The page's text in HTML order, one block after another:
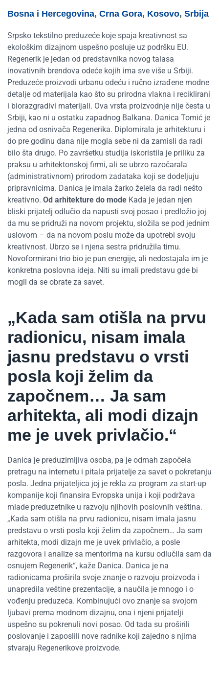
Bosna i Hercegovina, Crna Gora, Kosovo, Srbija
Srpsko tekstilno preduzeće koje spaja kreativnost sa
ekološkim dizajnom uspešno posluje uz podršku EU.
Regenerik je jedan od predstavnika novog talasa
inovativnih brendova odeće kojih ima sve više u Srbiji.
Preduzeće proizvodi urbanu odeću i ručno izrađene modne
detalje od materijala kao što su prirodna vlakna i reciklirani
i biorazgradivi materijali. Ova vrsta proizvodnje nije česta u
Srbiji, kao ni u ostatku zapadnog Balkana. Danica Tomić je
jedna od osnivača Regenerika. Diplomirala je arhitekturu i
do pre godinu dana nije mogla sebe ni da zamisli da radi
bilo šta drugo. Po završetku studija iskoristila je priliku za
praksu u arhitektonskoj firmi, ali se ubrzo razočarala
(administrativnom) prirodom zadataka koji se dodeljuju
pripravnicima. Danica je imala žarko želela da radi nešto
kreativno. Od arhitekture do mode Kada je jedan njen
bliski prijatelj odlučio da napusti svoj posao i predložio joj
da mu se pridruži na novom projektu, složila se pod jednim
uslovom – da na novom poslu može da upotrebi svoju
kreativnost. Ubrzo se i njena sestra pridružila timu.
Novoformirani trio bio je pun energije, ali nedostajala im je
konkretna poslovna ideja. Niti su imali predstavu gde bi
mogli da se obrate za savet.
„Kada sam otišla na prvu
radionicu, nisam imala
jasnu predstavu o vrsti
posla koji želim da
započnem… Ja sam
arhitekta, ali modi dizajn
me je uvek privlačio.“
Danica je preduzimljiva osoba, pa je odmah započela
pretragu na internetu i pitala prijatelje za savet o pokretanju
posla. Jedna prijateljica joj je rekla za program za start-up
kompanije koji finansira Evropska unija i koji podržava
mlade preduzetnike u razvoju njihovih poslovnih veština.
„Kada sam otišla na prvu radionicu, nisam imala jasnu
predstavu o vrsti posla koji želim da započnem… Ja sam
arhitekta, modi dizajn me je uvek privlačio, a posle
razgovora i analize sa mentorima na kursu odlučila sam da
osnujem Regenerik“, kaže Danica. Danica je na
radionicama proširila svoje znanje o razvoju proizvoda i
unapredila veštine prezentacije, a naučila je mnogo i o
vođenju preduzeća. Kombinujući ovo znanje sa svojom
ljubavi prema modnom dizajnu, ona i njeni prijatelji
uspešno su pokrenuli novi posao. Od tada su proširili
poslovanje i zaposlili nove radnike koji zajedno s njima
stvaraju Regenerikove proizvode.